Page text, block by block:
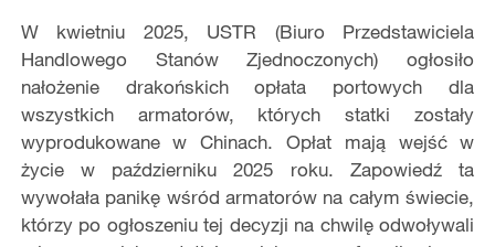
W kwietniu 2025, USTR (Biuro Przedstawiciela
Handlowego Stanów Zjednoczonych) ogłosiło
nałożenie drakońskich opłata portowych dla
wszystkich armatorów, których statki zostały
wyprodukowane w Chinach. Opłat mają wejść w
życie w październiku 2025 roku. Zapowiedź ta
wywołała panikę wśród armatorów na całym świecie,
którzy po ogłoszeniu tej decyzji na chwilę odwoływali